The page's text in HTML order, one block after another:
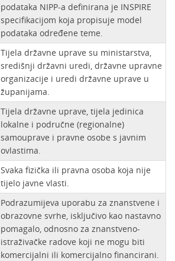
podataka NIPP-a definirana je INSPIRE
specifikacijom koja propisuje model
podataka određene teme.
Tijela državne uprave su ministarstva,
središnji državni uredi, državne upravne
organizacije i uredi državne uprave u
županijama.
Tijela državne uprave, tijela jedinica
lokalne i područne (regionalne)
samouprave i pravne osobe s javnim
ovlastima.
Svaka fizička ili pravna osoba koja nije
tijelo javne vlasti.
Podrazumijeva uporabu za znanstvene i
obrazovne svrhe, isključivo kao nastavno
pomagalo, odnosno za znanstveno-
istraživačke radove koji ne mogu biti
komercijalni ili komercijalno financirani.